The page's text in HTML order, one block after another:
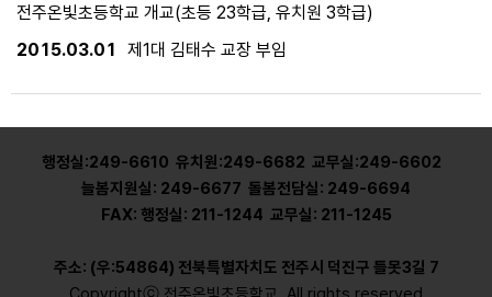
전주온빛초등학교 개교(초등 23학급, 유치원 3학급)
2015.03.01
제1대 김태수 교장 부임
행정실:249-6610 유치원:249-6682 교무실:249-6602
늘봄지원실: 249-6677 돌봄전담실: 249-6694
FAX: 행정실: 211-1244 교무실: 211-1245
주소: (우:54864) 전북특별자치도 전주시 덕진구 틀못3길 7